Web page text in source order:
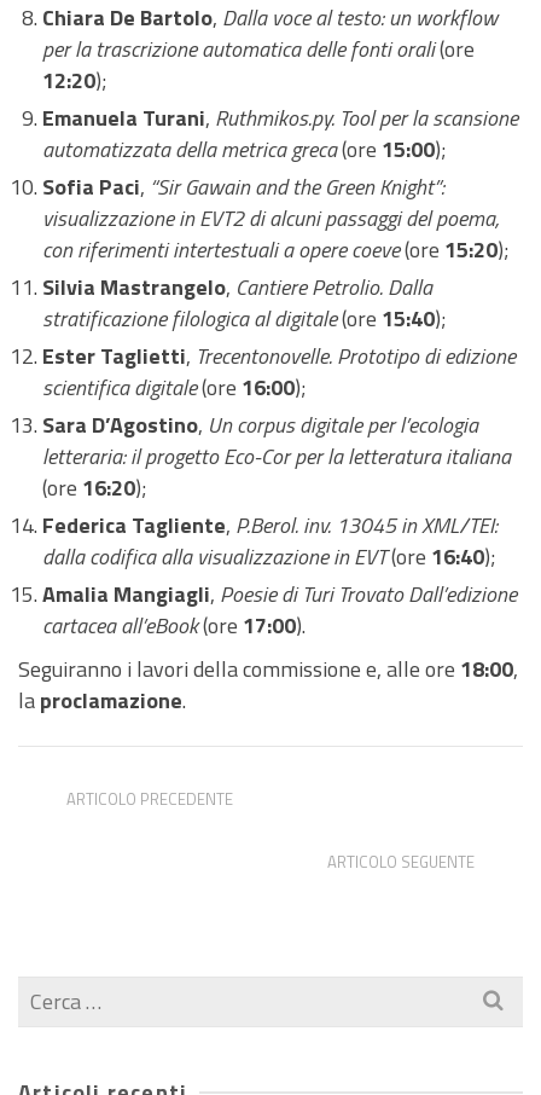
Chiara De Bartolo, Dalla voce al testo: un workflow
per la trascrizione automatica delle fonti orali(ore
12:20);
Emanuela Turani, Ruthmikos.py. Tool per la scansione
automatizzata della metrica greca(ore 15:00);
Sofia Paci, “Sir Gawain and the Green Knight”:
visualizzazione in EVT2 di alcuni passaggi del poema,
con riferimenti intertestuali a opere coeve(ore 15:20);
Silvia Mastrangelo, Cantiere Petrolio. Dalla
stratificazione filologica al digitale(ore 15:40);
Ester Taglietti, Trecentonovelle. Prototipo di edizione
scientifica digitale(ore 16:00);
Sara D’Agostino, Un corpus digitale per l’ecologia
letteraria: il progetto Eco-Cor per la letteratura italiana
(ore 16:20);
Federica Tagliente, P.Berol. inv. 13045 in XML/TEI:
dalla codifica alla visualizzazione in EVT(ore 16:40);
Amalia Mangiagli, Poesie di Turi Trovato Dall’edizione
cartacea all’eBook(ore 17:00).
Seguiranno i lavori della commissione e, alle ore 18:00,
laproclamazione.
ARTICOLO PRECEDENTE
ARTICOLO SEGUENTE
Cerca
per: